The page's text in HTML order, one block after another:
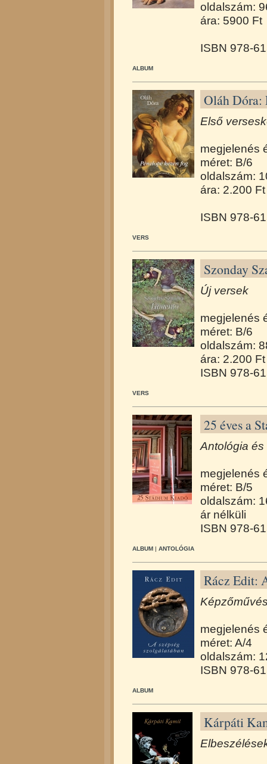
oldalszám:
ára: 5900 Ft
ISBN 978-
ALBUM
Oláh Dóra:
Első
megjelenés
méret: B/6
oldalszám:
ára: 2.200 Ft
ISBN 978-
VERS
Szonday
Új versek
megjelenés
méret: B/6
oldalszám:
ára: 2.200 Ft
ISBN 978-
VERS
25 éves a
Antológia
megjelenés
méret: B/5
oldalszám:
ár nélküli
ISBN 978-
ALBUM | ANTOLÓGIA
Rácz Edit:
megjelenés
méret: A/4
oldalszám:
ISBN 978-
ALBUM
Kárpáti